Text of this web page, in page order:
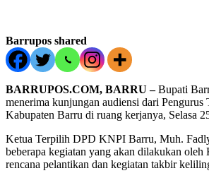
Barrupos shared
BARRUPOS.COM, BARRU –Bupati
menerima kunjungan audiensi dari
Kabupaten Barru di ruang kerjanya, Selasa
Ketua Terpilih DPD KNPI Barru, Muh.
beberapa kegiatan yang akan dilakukan
rencana pelantikan dan kegiatan takbir